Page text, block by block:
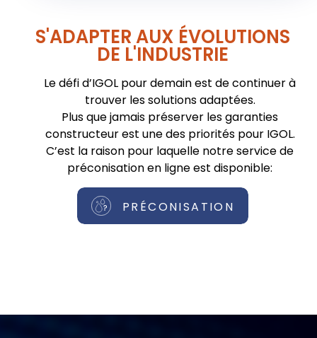
S'ADAPTER AUX ÉVOLUTIONS
DE L'INDUSTRIE
Le défi d’IGOL pour demain est de continuer à
trouver les solutions adaptées.
Plus que jamais préserver les garanties
constructeur est une des priorités pour IGOL.
C’est la raison pour laquelle notre service de
préconisation en ligne est disponible:
PRÉCONISATION